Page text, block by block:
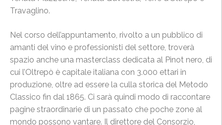
Travaglino.
Nel corso dell’appuntamento, rivolto a un pubblico di
amanti del vino e professionisti del settore, troverà
spazio anche una masterclass dedicata al Pinot nero, di
cui l’Oltrepò è capitale italiana con 3.000 ettari in
produzione, oltre ad essere la culla storica del Metodo
Classico fin dal 1865. Ci sarà quindi modo di raccontare
pagine straordinarie di un passato che poche zone al
mondo possono vantare. Il direttore del Consorzio,